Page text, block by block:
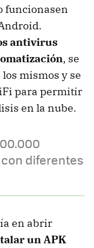
funcionasen
antivirus
, se
mismos y se
para permitir
en la nube.
diferentes
en abrir
un APK